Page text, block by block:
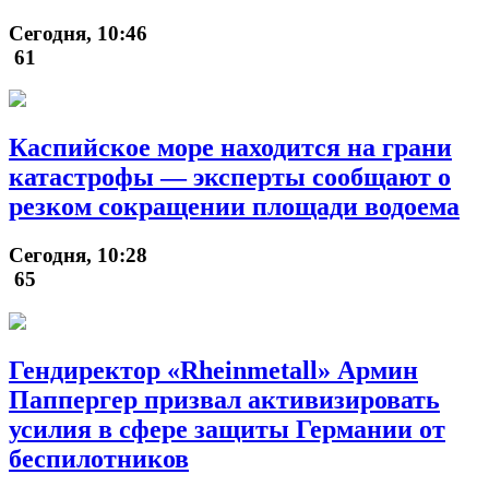
Сегодня, 10:46
61
Каспийское море находится на грани
катастрофы — эксперты сообщают о
резком сокращении площади водоема
Сегодня, 10:28
65
Гендиректор «Rheinmetall» Армин
Паппергер призвал активизировать
усилия в сфере защиты Германии от
беспилотников